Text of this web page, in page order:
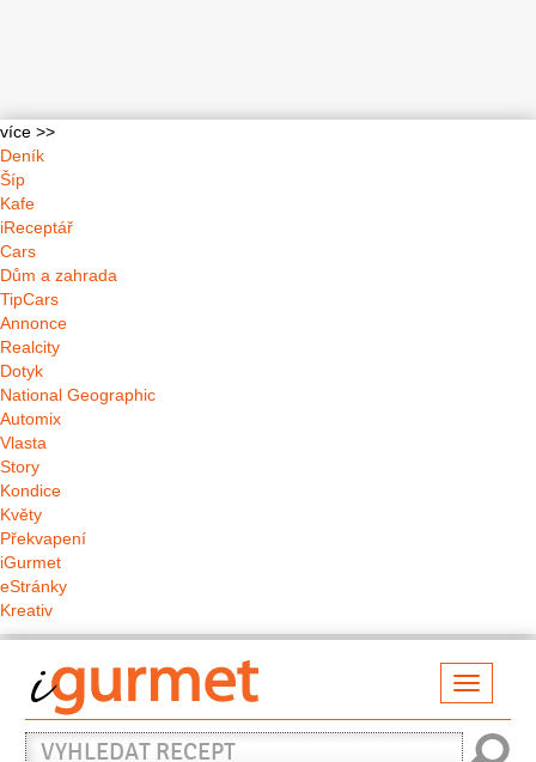
více >>
Deník
Šíp
Kafe
iReceptář
Cars
Dům a zahrada
TipCars
Annonce
Realcity
Dotyk
National Geographic
Automix
Vlasta
Story
Kondice
Květy
Překvapení
iGurmet
eStránky
Kreativ
Vyhledat
recept